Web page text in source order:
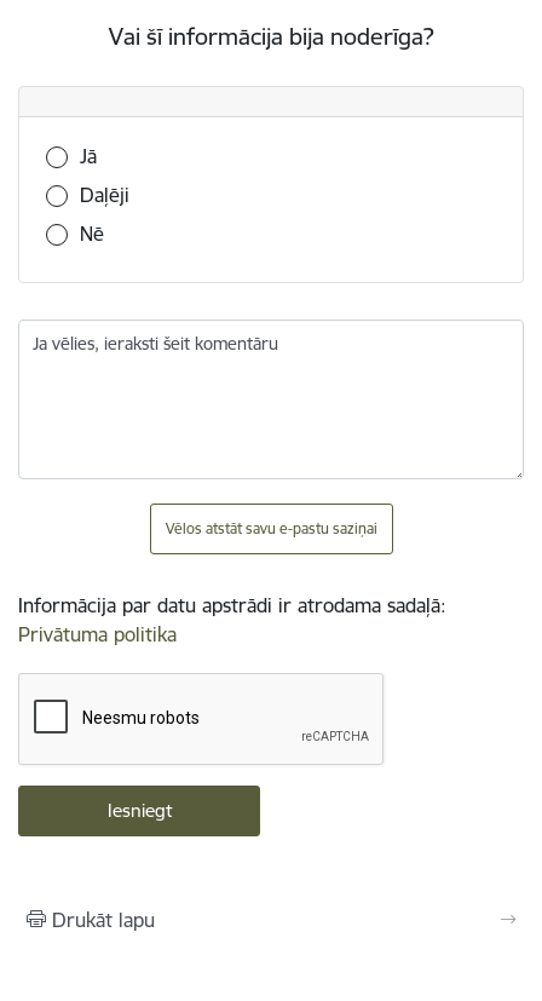
Vai šī informācija bija noderīga?
Vai šī informācija bija noderīga?
Jā
Daļēji
Nē
Ja vēlies, ieraksti šeit komentāru
Vēlos atstāt savu e-pastu saziņai
Informācija par datu apstrādi ir atrodama sadaļā:
Privātuma politika
Drukāt lapu